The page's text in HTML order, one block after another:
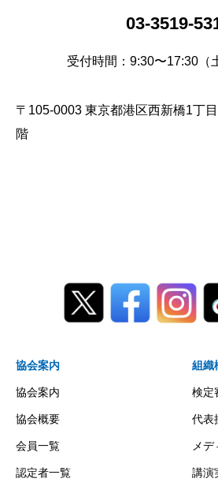
03-3519-
受付時間：9:30〜17:30（
〒105-0003 東京都港区西新橋1丁
階
協会案内
協会案内
協会概要
会員一覧
認定者一覧
組織
検定
代表
メ
講演